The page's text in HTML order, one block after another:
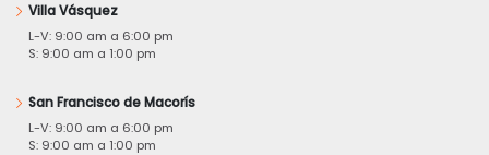
Villa Vásquez
L-V: 9:00 am a 6:00 pm
S: 9:00 am a 1:00 pm
San Francisco de Macorís
L-V: 9:00 am a 6:00 pm
S: 9:00 am a 1:00 pm